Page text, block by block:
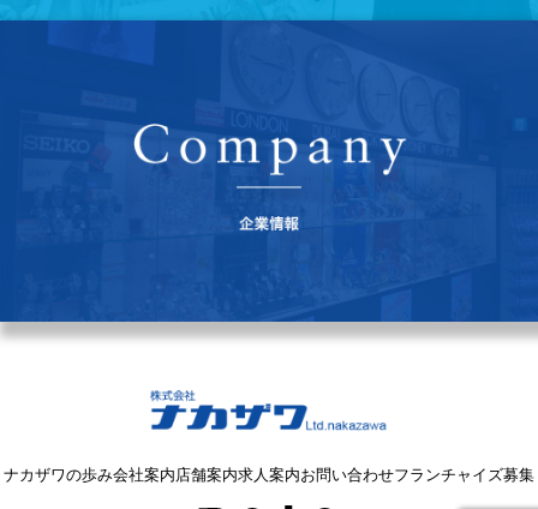
ナカザワの歩み会社案内店舗案内求人案内お問い合わせフランチャイズ募集